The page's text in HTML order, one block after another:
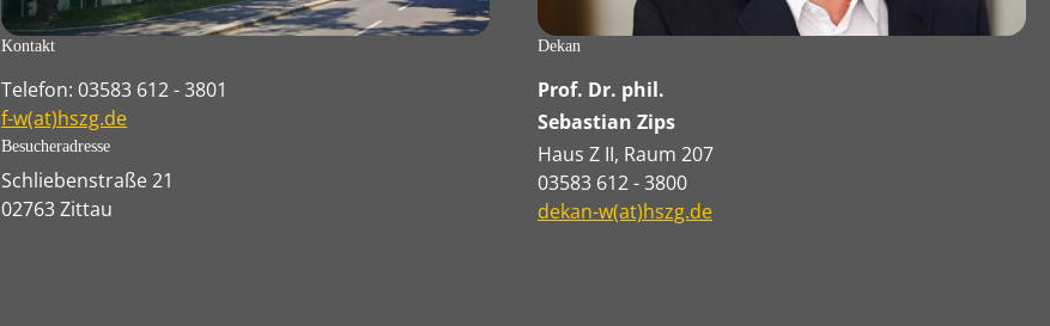
Kontakt
Telefon: 03583 612 - 3801
f-w(at)hszg.de
Besucheradresse
Schliebenstraße 21
02763 Zittau
Dekan
Prof. Dr. phil.
Sebastian Zips
Haus Z II, Raum 207
03583 612 - 3800
dekan-w(at)hszg.de